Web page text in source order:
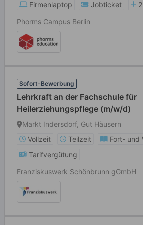
Firmenlaptop
Jobticket
2
Phorms Campus Berlin
Sofort-Bewerbung
Lehrkraft an der Fachschule für
Heilerziehungspflege (m/w/d)
Markt Indersdorf, Gut Häusern
Vollzeit
Teilzeit
Fort- und
Tarifvergütung
Franziskuswerk Schönbrunn gGmbH